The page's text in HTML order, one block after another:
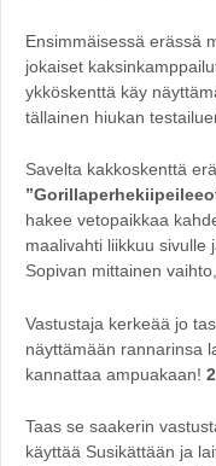
Ensimmäisessä erässä
jokaiset
ykköskenttä käy
tällainen hiukan
Savelta kakkoskenttä
hakee vetopaikkaa
maalivahti liikkuu sivulle
Sopivan mittainen
Vastustaja kerkeää jo
näyttämään rannarinsa
kannattaa ampuakaan!
Taas se saakerin
käyttää Susikättään ja